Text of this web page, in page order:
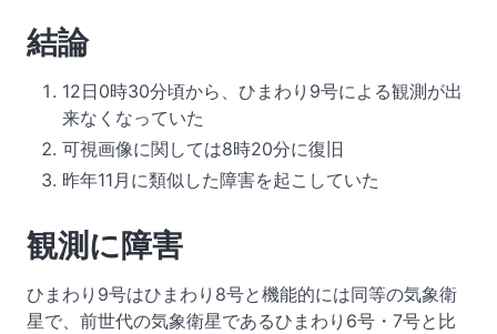
結論
12日0時30分頃から、ひまわり9号による観測が出
来なくなっていた
可視画像に関しては8時20分に復旧
昨年11月に類似した障害を起こしていた
観測に障害
ひまわり9号はひまわり8号と機能的には同等の気象衛
星で、前世代の気象衛星であるひまわり6号・7号と比